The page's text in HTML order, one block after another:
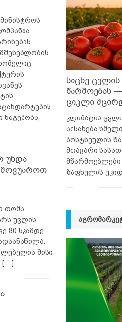
ნაგებობა,
უნდა
მოვუაროთ
თომა
უვლის.
80 სკამდე
მისი
[…]
სიცხე
წარმოებას
ციკლი
კლიმატის
აისახება
ბოსტნეულის
მთავარი
მწარმოებლები
ზაფხულის